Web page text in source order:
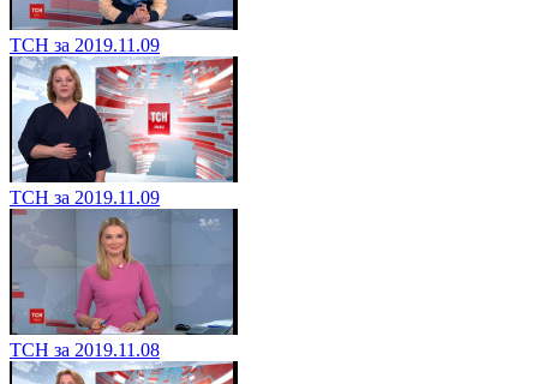
ТСН за 2019.11.09
ТСН за 2019.11.09
ТСН за 2019.11.08